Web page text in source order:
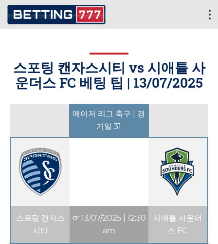
스포팅 캔자스시티 vs 시애틀 사
운더스 FC 베팅 팁 | 13/07/2025
메이저 리그 축구 | 경
기일 31
스포팅 캔자스
시티
13/07/2025| 12:30
am
시애틀 사운더
스 FC